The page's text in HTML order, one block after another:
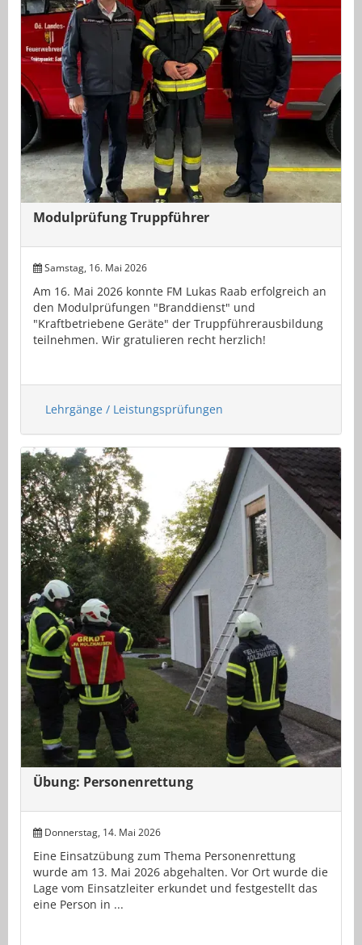
Modulprüfung Truppführer
Samstag, 16. Mai 2026
Am 16. Mai 2026 konnte FM Lukas Raab erfolgreich an
den Modulprüfungen "Branddienst" und
"Kraftbetriebene Geräte" der Truppführerausbildung
teilnehmen. Wir gratulieren recht herzlich!
Lehrgänge / Leistungsprüfungen
Übung: Personenrettung
Donnerstag, 14. Mai 2026
Eine Einsatzübung zum Thema Personenrettung
wurde am 13. Mai 2026 abgehalten. Vor Ort wurde die
Lage vom Einsatzleiter erkundet und festgestellt das
eine Person in ...